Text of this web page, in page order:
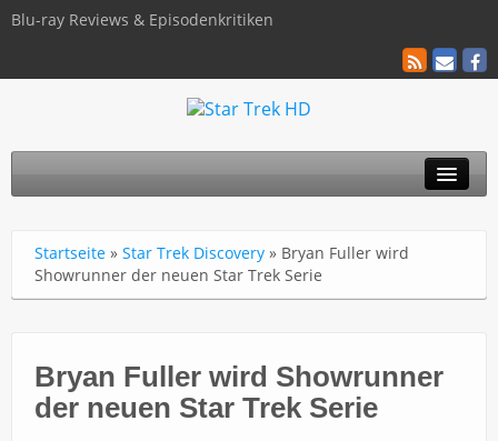
Blu-ray Reviews & Episodenkritiken
TNG
Kinofilme
Blu-ray / 4K
Startseite » Star Trek Discovery » Bryan Fuller wird
Showrunner der neuen Star Trek Serie
Bryan Fuller wird Showrunner
der neuen Star Trek Serie